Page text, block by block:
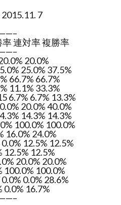
7
連対率 複勝率
20.0%
25.0% 37.5%
66.7% 66.7%
11.1% 33.3%
6.7% 6.7% 13.3%
20.0% 40.0%
14.3% 14.3%
100.0% 100.0%
16.0% 24.0%
12.5% 12.5%
12.5% 12.5%
20.0% 20.0%
100.0% 100.0%
0.0% 28.6%
0.0% 16.7%